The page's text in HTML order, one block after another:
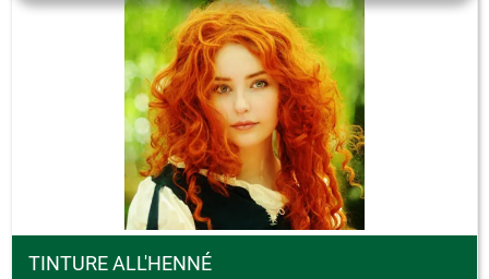
chiedere ai nostri erboristi unaconsulenza gratuitae senza
impegno. Per ulteriori informazioni, inoltre, puoi consultare
Articoli di approfondimento sul nostro blog.
TINTURE ALL'HENNÉ